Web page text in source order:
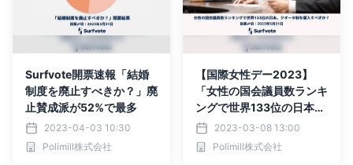
Surfvote開票速報「結婚
制度を廃止すべきか？」廃
止賛成派が52%で最多
2023-04-03 10:30
Polimill株式会社
【国際女性デー2023】
「女性の国会議員数ランキ
ングで世界133位の日本。
クオータ制を導入すべき
か？」社会課題に参加でき
るSNS【Surfvote】で投
2023-03-08 13:00
Polimill株式会社